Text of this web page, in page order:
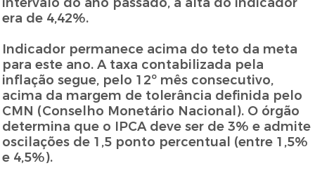
era de 4,42%.
Indicador permanece acima do teto da meta
para este ano. A taxa contabilizada pela
inflação segue, pelo 12º mês consecutivo,
acima da margem de tolerância definida pelo
CMN (Conselho Monetário Nacional). O órgão
determina que o IPCA deve ser de 3% e admite
oscilações de 1,5 ponto percentual (entre 1,5%
e 4,5%).